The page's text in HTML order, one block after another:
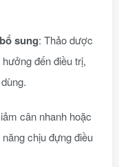
sung: Thảo dược
đến điều trị,
cân nhanh hoặc
chịu đựng điều